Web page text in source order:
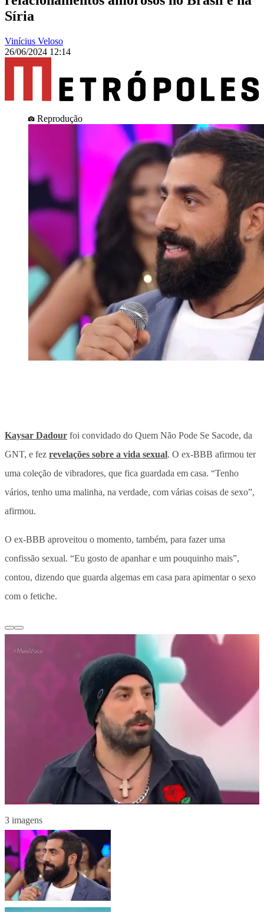
Síria
Vinícius Veloso
26/06/2024 12:14
Reprodução
Kaysar Dadour foi convidado do Quem Não Pode Se Sacode, da
GNT, e fez revelações sobre a vida sexual. O ex-BBB afirmou ter
uma coleção de vibradores, que fica guardada em casa. “Tenho
vários, tenho uma malinha, na verdade, com várias coisas de sexo”,
afirmou.
O ex-BBB aproveitou o momento, também, para fazer uma
confissão sexual. “Eu gosto de apanhar e um pouquinho mais”,
contou, dizendo que guarda algemas em casa para apimentar o sexo
com o fetiche.
3 imagens